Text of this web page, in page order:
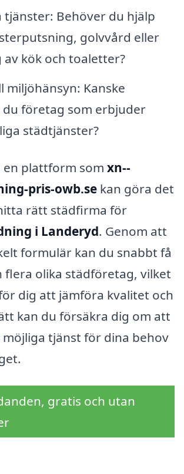
tjänster: Behöver du hjälp
golvvård eller
av kök och toaletter?
miljöhänsyn: Kanske
företag som erbjuder
städtjänster?
en plattform som xn--
pris-owb.se kan göra det
rätt städfirma för
i Landeryd. Genom att
formulär kan du snabbt få
olika städföretag, vilket
dig att jämföra kvalitet och
kan du försäkra dig om att
tjänst för dina behov
gratis och utan